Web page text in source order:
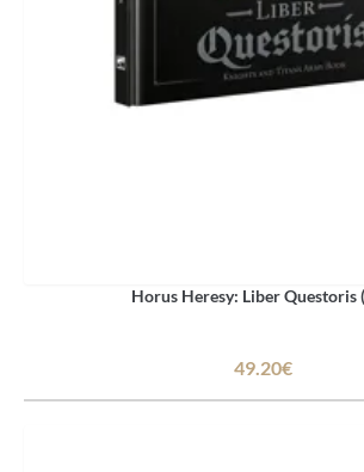
Horus Heresy: Liber Questoris
49.20€